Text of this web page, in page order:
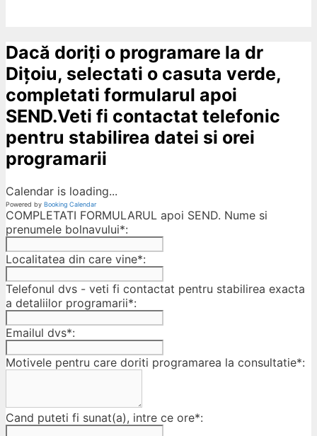
Dacă doriți o programare la dr
Dițoiu, selectati o casuta verde,
completati formularul apoi
SEND.Veti fi contactat telefonic
pentru stabilirea datei si orei
programarii
Calendar is loading...
Powered by Booking Calendar
COMPLETATI FORMULARUL apoi SEND. Nume si
prenumele bolnavului*:
Localitatea din care vine*:
Telefonul dvs - veti fi contactat pentru stabilirea exacta
a detaliilor programarii*:
Emailul dvs*:
Motivele pentru care doriti programarea la consultatie*:
Cand puteti fi sunat(a), intre ce ore*: